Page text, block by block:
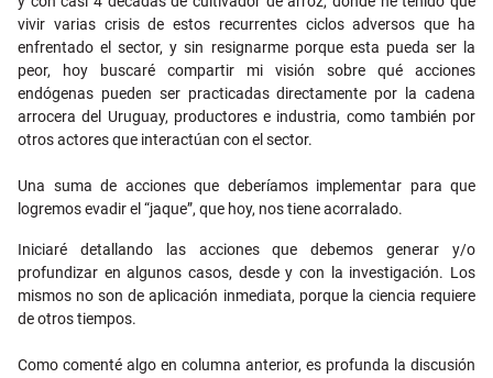
vivir varias crisis de estos recurrentes ciclos adversos que ha
enfrentado el sector, y sin resignarme porque esta pueda ser la
peor, hoy buscaré compartir mi visión sobre qué acciones
endógenas pueden ser practicadas directamente por la cadena
arrocera del Uruguay, productores e industria, como también por
otros actores que interactúan con el sector.
Una suma de acciones que deberíamos implementar para que
logremos evadir el “jaque”, que hoy, nos tiene acorralado.
Iniciaré detallando las acciones que debemos generar y/o
profundizar en algunos casos, desde y con la investigación. Los
mismos no son de aplicación inmediata, porque la ciencia requiere
de otros tiempos.
Como comenté algo en columna anterior, es profunda la discusión